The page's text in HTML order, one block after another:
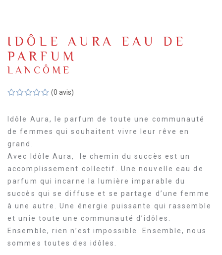
IDÔLE AURA EAU DE
PARFUM
LANCÔME
(0 avis)
Idôle Aura, le parfum de toute une communauté
de femmes qui souhaitent vivre leur rêve en
grand.
Avec Idôle Aura, le chemin du succès est un
accomplissement collectif. Une nouvelle eau de
parfum qui incarne la lumière imparable du
succès qui se diffuse et se partage d’une femme
à une autre. Une énergie puissante qui rassemble
et unie toute une communauté d’idôles.
Ensemble, rien n’est impossible. Ensemble, nous
sommes toutes des idôles.